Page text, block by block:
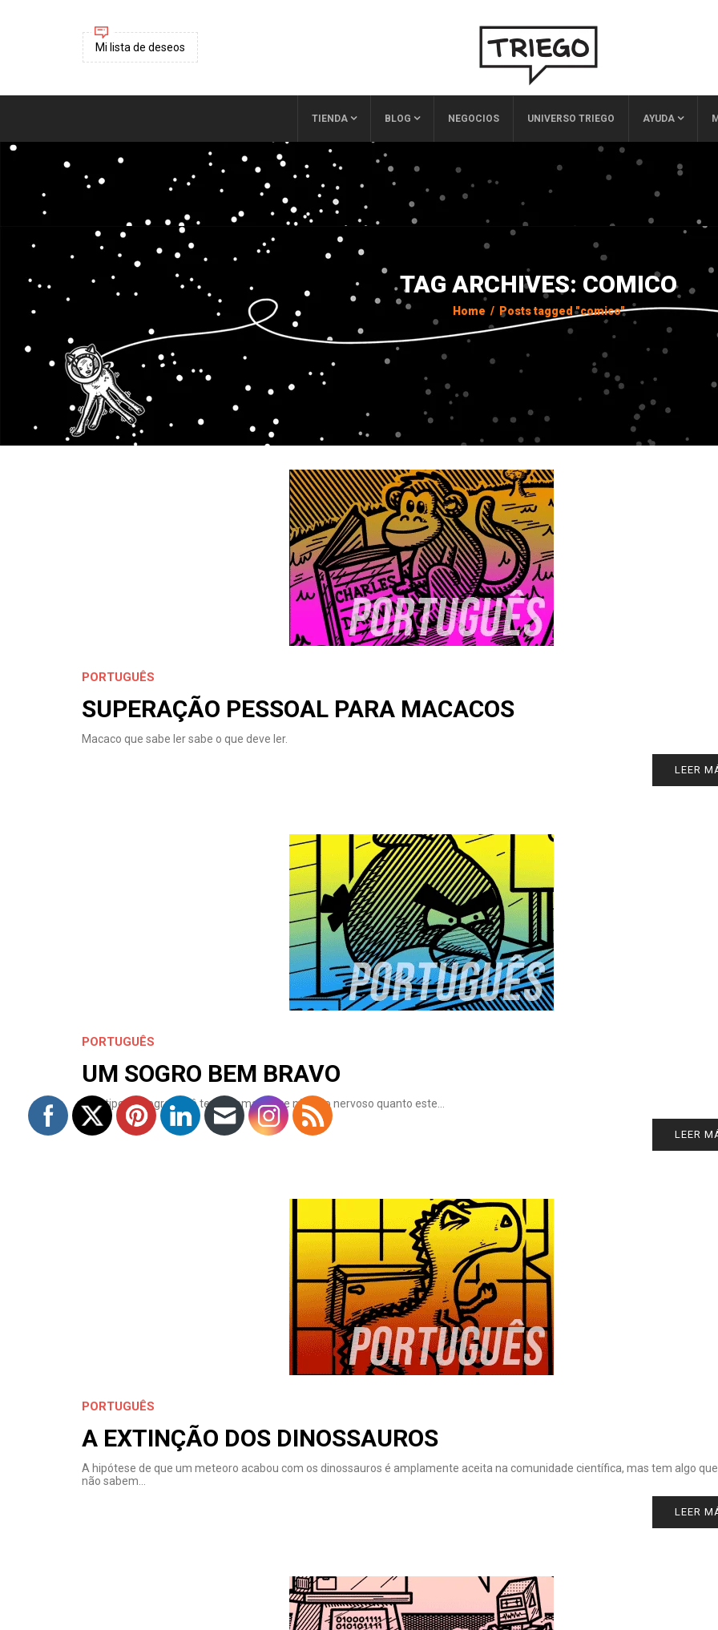
Mi lista de deseos
TIENDA BLOG NEGOCIOS UNIVERSO TRIEGO AYUDA
TAG ARCHIVES: COMICO
Home / Posts tagged "comico"
PORTUGUÊS
SUPERAÇÃO PESSOAL PARA MACACOS
Macaco que sabe ler sabe o que deve ler.
LEER
PORTUGUÊS
UM SOGRO BEM BRAVO
Que tipo de sogro você tem? Tomara que não tão nervoso quanto este…
LEER
PORTUGUÊS
A EXTINÇÃO DOS DINOSSAUROS
A hipótese de que um meteoro acabou com os dinossauros é amplamente aceita na comunidade científica, mas tem algo
não sabem…
LEER